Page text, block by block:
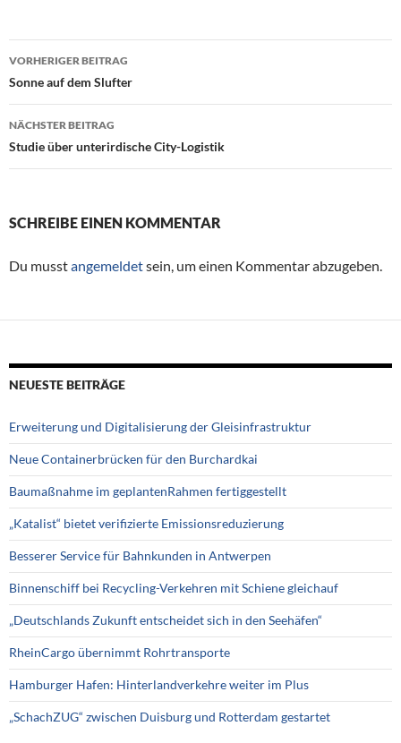
Beitragsnavigation
VORHERIGER BEITRAG
Sonne auf dem Slufter
NÄCHSTER BEITRAG
Studie über unterirdische City-Logistik
SCHREIBE EINEN KOMMENTAR
Du musstangemeldetsein, um einen Kommentar abzugeben.
NEUESTE BEITRÄGE
Erweiterung und Digitalisierung der Gleisinfrastruktur
Neue Containerbrücken für den Burchardkai
Baumaßnahme im geplantenRahmen fertiggestellt
„Katalist“ bietet verifizierte Emissionsreduzierung
Besserer Service für Bahnkunden in Antwerpen
Binnenschiff bei Recycling-Verkehren mit Schiene gleichauf
„Deutschlands Zukunft entscheidet sich in den Seehäfen“
RheinCargo übernimmt Rohrtransporte
Hamburger Hafen: Hinterlandverkehre weiter im Plus
„SchachZUG“ zwischen Duisburg und Rotterdam gestartet